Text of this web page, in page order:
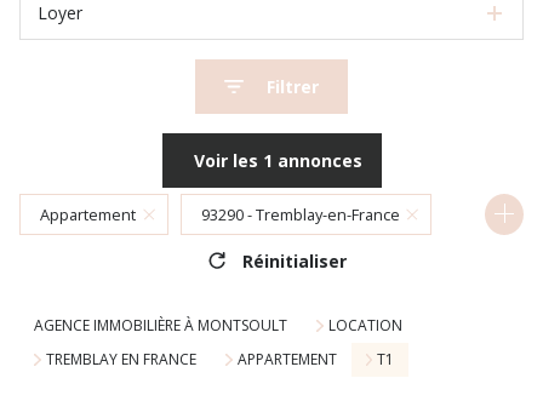
Loyer
Filtrer
Voir les 1 annonces
Appartement 93290 - Tremblay-en-France
Réinitialiser
AGENCE IMMOBILIÈRE À MONTSOULT
LOCATION
TREMBLAY EN FRANCE
APPARTEMENT T1